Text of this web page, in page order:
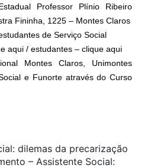
Professor Plínio Ribeiro
Fininha, 1225 – Montes Claros
de Serviço Social
aqui / estudantes – clique aqui
Montes Claros, Unimontes
e Funorte através do Curso
dilemas da precarização
– Assistente Social: